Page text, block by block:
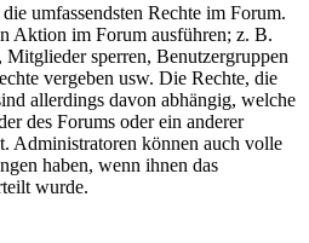
umfassendsten Rechte im Forum.
Aktion im Forum ausführen; z. B.
Mitglieder sperren, Benutzergruppen
vergeben usw. Die Rechte, die
allerdings davon abhängig, welche
des Forums oder ein anderer
Administratoren können auch volle
haben, wenn ihnen das
wurde.